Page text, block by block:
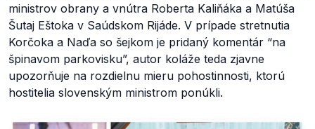
ministrov obrany a vnútra Roberta Kaliňáka a Matúša
Šutaj Eštoka v Saúdskom Rijáde. V prípade stretnutia
Korčoka a Naďa so šejkom je pridaný komentár “na
špinavom parkovisku”, autor koláže teda zjavne
upozorňuje na rozdielnu mieru pohostinnosti, ktorú
hostitelia slovenským ministrom ponúkli.